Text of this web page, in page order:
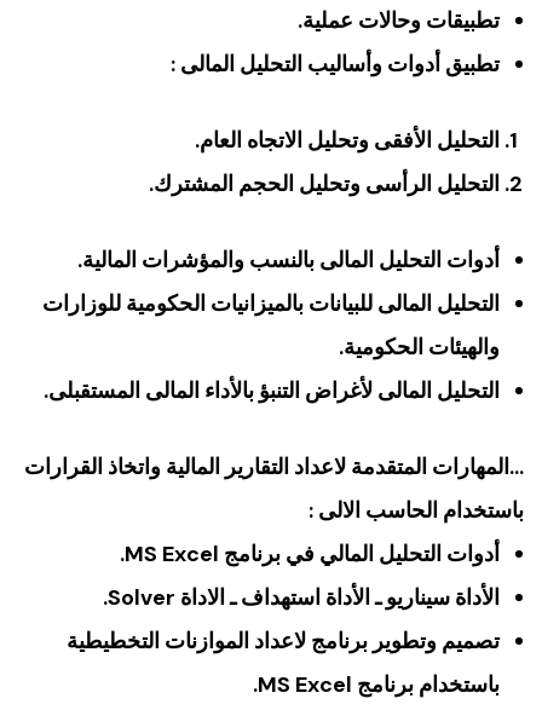
تطبيقات وحالات عملية.
تطبيق أدوات وأساليب التحليل المالى :
التحليل الأفقى وتحليل الاتجاه العام.
التحليل الرأسى وتحليل الحجم المشترك.
أدوات التحليل المالى بالنسب والمؤشرات المالية.
التحليل المالى للبيانات بالميزانيات الحكومية للوزارات
والهيئات الحكومية.
التحليل المالى لأغراض التنبؤ بالأداء المالى المستقبلى.
…المهارات المتقدمة لاعداد التقارير المالية واتخاذ القرارات
باستخدام الحاسب الالى :
أدوات التحليل المالي في برنامج MS Excel.
الأداة سيناريو ـ الأداة استهداف ـ الاداة Solver.
تصميم وتطوير برنامج لاعداد الموازنات التخطيطية
باستخدام برنامج MS Excel.